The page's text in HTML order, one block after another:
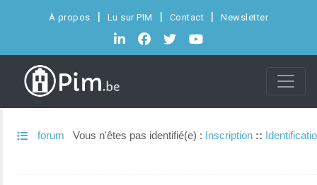
À propos Lu sur PIM Contact Newsletter
forum Vous n'êtes pas identifié(e) : Inscription ::